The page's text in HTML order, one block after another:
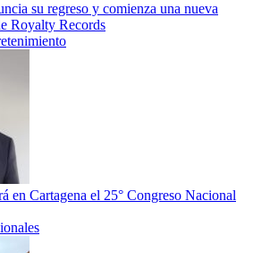
su regreso y comienza una nueva
Royalty Records
en Cartagena el 25° Congreso Nacional